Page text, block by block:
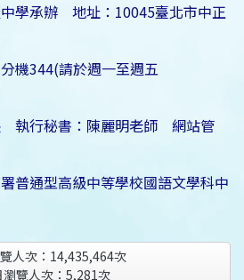
學承辦 地址：10045臺北市中正
機344(請於週一至週五
執行秘書：陳麗明老師 網站管
普通型高級中等學校國語文學科中
人次： 14,435,464次
覽人次： 5,281次